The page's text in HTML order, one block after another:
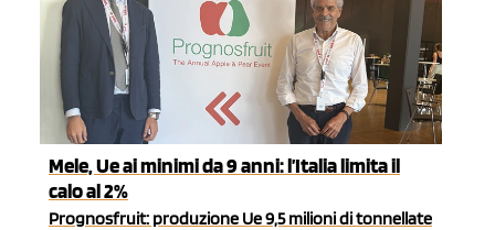
Mele, Ue ai minimi da 9 anni: l’Italia limita il
calo al 2%
Prognosfruit: produzione Ue 9,5 milioni di tonnellate